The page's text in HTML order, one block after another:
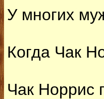
У многих
Когда Чак
Чак Норрис